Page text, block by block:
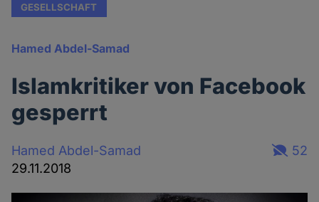
GESELLSCHAFT
Hamed Abdel-Samad
Islamkritiker von Facebook
gesperrt
Hamed Abdel-Samad
29.11.2018
52